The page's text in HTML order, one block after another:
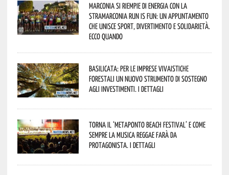
Marconia si riempie di energia con la
StraMarconia Run is Fun: un appuntamento
che unisce sport, divertimento e solidarietà.
Ecco quando
Basilicata: per le imprese vivaistiche
forestali un nuovo strumento di sostegno
agli investimenti. I dettagli
Torna il ‘Metaponto beach festival’ e come
sempre la musica reggae farà da
protagonista. I dettagli